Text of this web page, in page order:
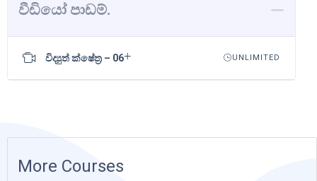
වීඩියෝ පාඩම්.
විද්‍යුත් ක්ෂේත්‍ර – 06 UNLIMITED
More Courses